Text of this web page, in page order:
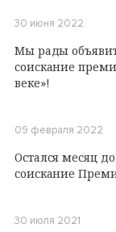
30 июня 2022
Мы рады
соискание
веке»!
09 февраля 2022
Остался месяц
соискание
30 июля 2021